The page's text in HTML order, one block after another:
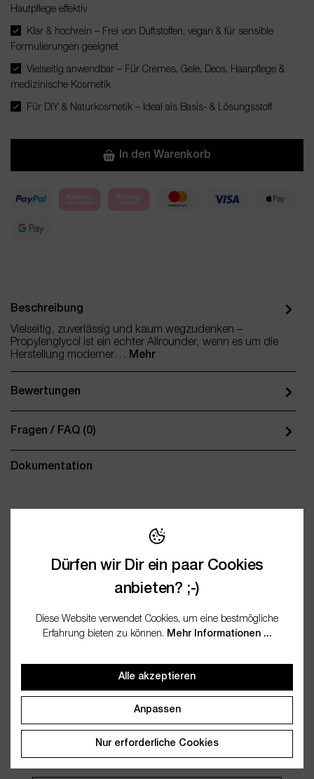
Hautpflege effektiv
Klar & hochrein – Frei von Duftstoffen, vegan & für sensible
Formulierungen geeignet
Vielseitig anwendbar – Für Cremes, Gele, Deos, Haarpflege &
medizinische Kosmetik
Für DIY & Naturkosmetik – Ideal als Basis- & Lösungsstoff
In den Warenkorb
Beschreibung
Vielseitig, zuverlässig und kaum wegzudenken –
Propylenglycol ist ein echter Allrounder, wenn es um die
Herstellung moderner…
Mehr
Bewertungen
Fragen / FAQ (0)
Dokumentation
EAN 4250773233006
Kunden kauften auch
Dürfen wir Dir ein paar Cookies
anbieten? ;-)
Diese Website verwendet Cookies, um eine bestmögliche
Erfahrung bieten zu können. Mehr Informationen ...
Alle akzeptieren
Anpassen
Nur erforderliche Cookies